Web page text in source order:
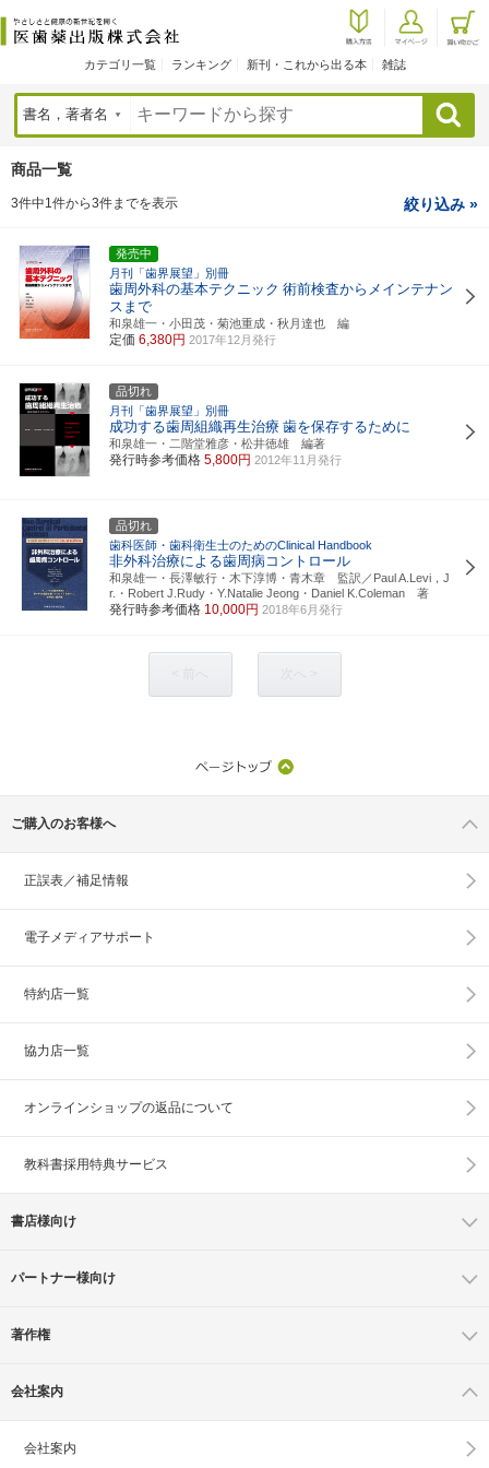
カテゴリ一覧 ランキング 新刊・これから出る本 雑誌
検索
商品一覧
3件中1件から3件までを表示 絞り込み »
発売中
月刊「歯界展望」別冊
歯周外科の基本テクニック 術前検査からメインテナン
スまで
和泉雄一・小田茂・菊池重成・秋月達也 編
定価 6,380円 2017年12月発行
品切れ
月刊「歯界展望」別冊
成功する歯周組織再生治療 歯を保存するために
和泉雄一・二階堂雅彦・松井徳雄 編著
発行時参考価格 5,800円 2012年11月発行
品切れ
歯科医師・歯科衛生士のためのClinical Handbook
非外科治療による歯周病コントロール
和泉雄一・長澤敏行・木下淳博・青木章 監訳／Paul A.Levi，J
r.・Robert J.Rudy・Y.Natalie Jeong・Daniel K.Coleman 著
発行時参考価格 10,000円 2018年6月発行
ご購入のお客様へ
正誤表／補足情報
電子メディアサポート
特約店一覧
協力店一覧
オンラインショップの返品について
教科書採用特典サービス
書店様向け
パートナー様向け
著作権
会社案内
会社案内